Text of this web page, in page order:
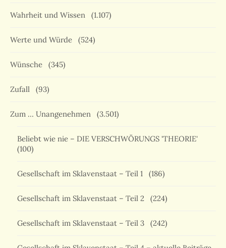
Wahrheit und Wissen (1.107)
Werte und Würde (524)
Wünsche (345)
Zufall (93)
Zum … Unangenehmen (3.501)
Beliebt wie nie – DIE VERSCHWÖRUNGS 'THEORIE'
(100)
Gesellschaft im Sklavenstaat – Teil 1 (186)
Gesellschaft im Sklavenstaat – Teil 2 (224)
Gesellschaft im Sklavenstaat – Teil 3 (242)